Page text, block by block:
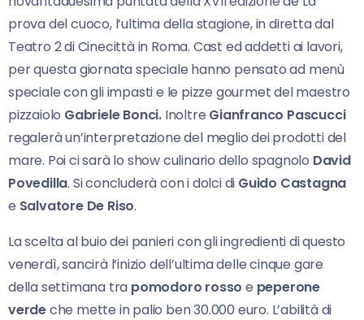
prova del cuoco, l’ultima della stagione, in diretta dal
Teatro 2 di Cinecittà in Roma. Cast ed addetti ai lavori,
per questa giornata speciale hanno pensato ad menù
speciale con gli impasti e le pizze gourmet del maestro
pizzaiolo Gabriele Bonci. Inoltre Gianfranco Pascucci
regalerà un’interpretazione del meglio dei prodotti del
mare. Poi ci sarà lo show culinario dello spagnolo David
Povedilla. Si concluderà con i dolci di Guido Castagna
e Salvatore De Riso.
La scelta al buio dei panieri con gli ingredienti di questo
venerdì, sancirà l’inizio dell’ultima delle cinque gare
della settimana tra pomodoro rosso e peperone
verdeche mette in palio ben 30.000 euro. L’abilità di